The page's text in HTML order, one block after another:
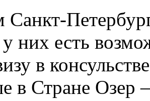
них есть
в
в Стране Озер